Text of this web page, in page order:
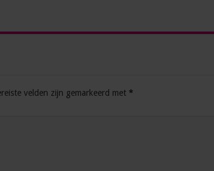
velden zijn gemarkeerd met *